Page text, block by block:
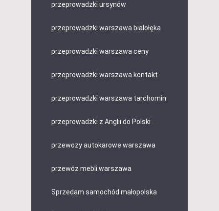
przeprowadzki ursynów
przeprowadzki warszawa białołęka
przeprowadzki warszawa ceny
przeprowadzki warszawa kontakt
przeprowadzki warszawa tarchomin
przeprowadzki z Anglii do Polski
przewozy autokarowe warszawa
przewóz mebli warszawa
Sprzedam samochód małopolska